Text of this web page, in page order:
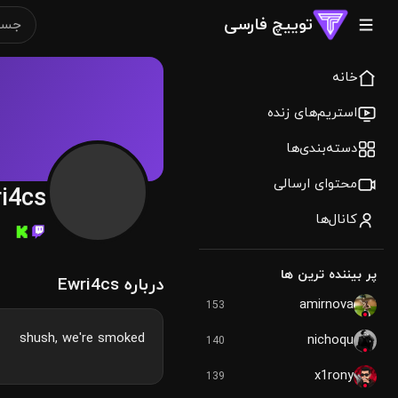
توییچ فارسی
خانه
استریم‌های زنده
دسته‌بندی‌ها
محتوای ارسالی
کانال‌ها
پر بیننده ترین ها
amirnova
153
nichoqu
140
x1rony
139
درباره Ewri4cs
shush, we're smoked